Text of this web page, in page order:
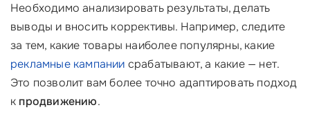
Необходимо анализировать результаты, делать
выводы и вносить коррективы. Например, следите
за тем, какие товары наиболее популярны, какие
рекламные кампании срабатывают, а какие — нет.
Это позволит вам более точно адаптировать подход
к продвижению.